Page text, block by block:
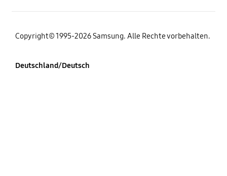
Copyright© 1995-2026 Samsung. Alle Rechte vorbehalten.
Deutschland/Deutsch